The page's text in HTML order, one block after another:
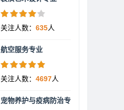
关注人数： 635人
航空服务专业
关注人数： 4697人
宠物养护与疫病防治专